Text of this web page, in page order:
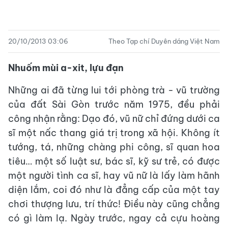
20/10/2013 03:06 Theo Tạp chí Duyên dáng Việt Nam
Nhuốm mùi a-xit, lựu đạn
Những ai đã từng lui tới phòng trà - vũ trường
của đất Sài Gòn trước năm 1975, đều phải
công nhận rằng: Dạo đó, vũ nữ chỉ đứng dưới ca
sĩ một nấc thang giá trị trong xã hội. Không ít
tướng, tá, những chàng phi công, sĩ quan hoa
tiêu… một số luật sư, bác sĩ, kỹ sư trẻ, có được
một người tình ca sĩ, hay vũ nữ là lấy làm hãnh
diện lắm, coi đó như là đẳng cấp của một tay
chơi thượng lưu, trí thức! Điều này cũng chẳng
có gì làm lạ. Ngày trước, ngay cả cựu hoàng